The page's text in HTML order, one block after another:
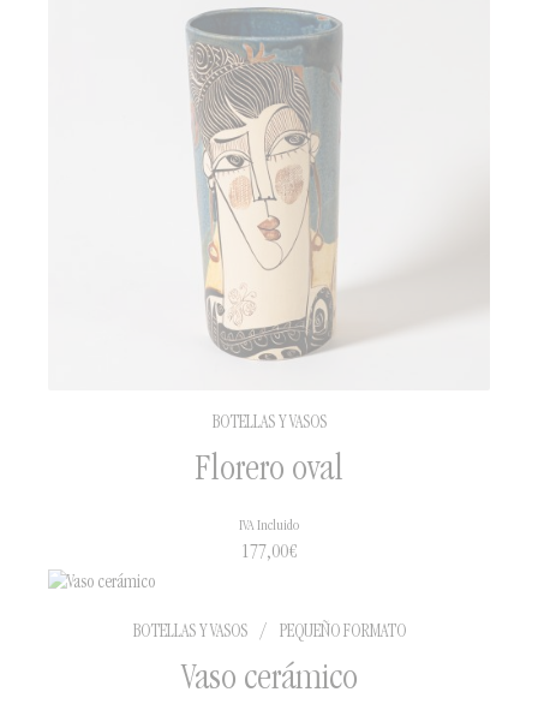
BOTELLAS Y VASOS
Florero oval
177,00€
IVA Incluido
BOTELLAS Y VASOS / PEQUEÑO FORMATO
Vaso cerámico